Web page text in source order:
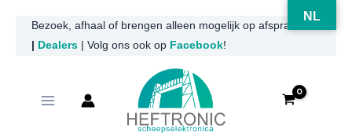
naar
inhoud
Bezoek, afhaal of brengen alleen mogelijk op afspraak
Dealers | Volg ons ook op Facebook!
NL